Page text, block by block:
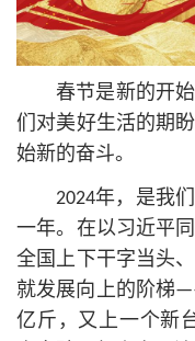
春节是新的开
们对美好生活的期
始新的奋斗。
2024年，是我
一年。在以习近平
全国上下干字当头
就发展向上的阶梯
亿斤，又上一个新